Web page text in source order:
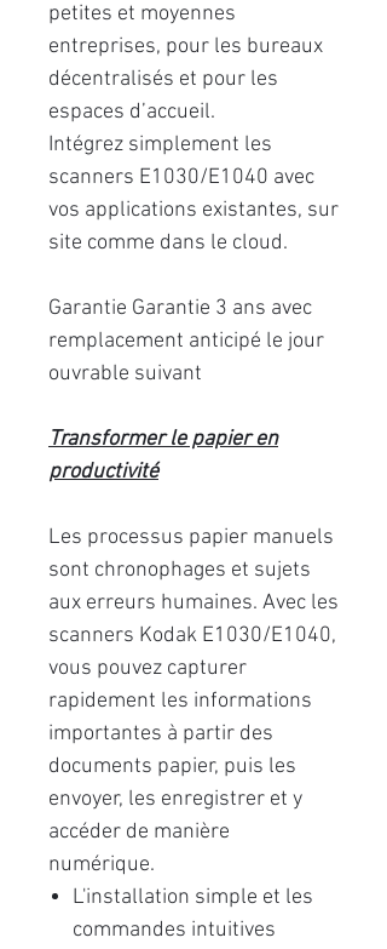
petites et moyennes
entreprises, pour les bureaux
décentralisés et pour les
espaces d’accueil.
Intégrez simplement les
scanners E1030/E1040 avec
vos applications existantes, sur
site comme dans le cloud.
Garantie Garantie 3 ans avec
remplacement anticipé le jour
ouvrable suivant
Transformer le papier en
productivité
Les processus papier manuels
sont chronophages et sujets
aux erreurs humaines. Avec les
scanners Kodak E1030/E1040,
vous pouvez capturer
rapidement les informations
importantes à partir des
documents papier, puis les
envoyer, les enregistrer et y
accéder de manière
numérique.
L'installation simple et les
commandes intuitives